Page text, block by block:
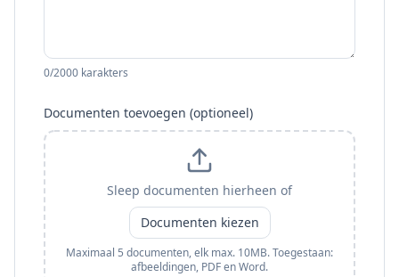
0/2000 karakters
Documenten toevoegen (optioneel)
Sleep documenten hierheen of
Documenten kiezen
Maximaal 5 documenten, elk max. 10MB. Toegestaan:
afbeeldingen, PDF en Word.